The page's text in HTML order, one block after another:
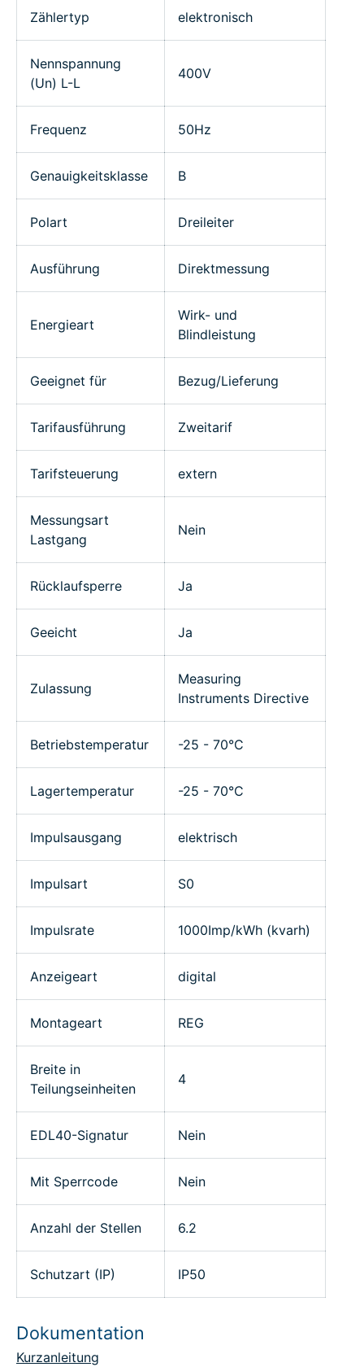
Zählertyp elektronisch
Nennspannung
(Un) L-L
400V
Frequenz 50Hz
Genauigkeitsklasse B
Polart Dreileiter
Ausführung Direktmessung
Energieart
Wirk- und
Blindleistung
Geeignet für Bezug/Lieferung
Tarifausführung Zweitarif
Tarifsteuerung extern
Messungsart
Lastgang
Nein
Rücklaufsperre Ja
Geeicht Ja
Zulassung
Measuring
Instruments Directive
Betriebstemperatur -25 - 70°C
Lagertemperatur -25 - 70°C
Impulsausgang elektrisch
Impulsart S0
Impulsrate 1000Imp/kWh (kvarh)
Anzeigeart digital
Montageart REG
Breite in
Teilungseinheiten
4
EDL40-Signatur Nein
Mit Sperrcode Nein
Anzahl der Stellen 6.2
Schutzart (IP) IP50
Dokumentation
Kurzanleitung